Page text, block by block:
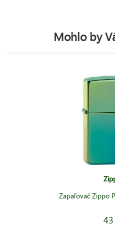
Mohlo by
Zapaľovač Zippo